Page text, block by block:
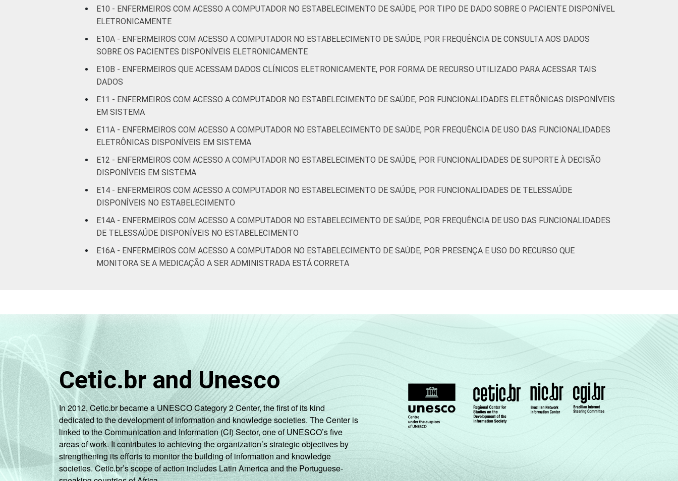
tecnologias de informação e comunicação nos estabelecimentos de saúde brasileiros - TIC Saúde 2019.
E10 - ENFERMEIROS COM ACESSO A COMPUTADOR NO ESTABELECIMENTO DE SAÚDE, POR TIPO DE DADO SOBRE O PACIENTE DISPONÍVEL
ELETRONICAMENTE
E10A - ENFERMEIROS COM ACESSO A COMPUTADOR NO ESTABELECIMENTO DE SAÚDE, POR FREQUÊNCIA DE CONSULTA AOS DADOS
SOBRE OS PACIENTES DISPONÍVEIS ELETRONICAMENTE
E10B - ENFERMEIROS QUE ACESSAM DADOS CLÍNICOS ELETRONICAMENTE, POR FORMA DE RECURSO UTILIZADO PARA ACESSAR TAIS
DADOS
E11 - ENFERMEIROS COM ACESSO A COMPUTADOR NO ESTABELECIMENTO DE SAÚDE, POR FUNCIONALIDADES ELETRÔNICAS DISPONÍVEIS
EM SISTEMA
E11A - ENFERMEIROS COM ACESSO A COMPUTADOR NO ESTABELECIMENTO DE SAÚDE, POR FREQUÊNCIA DE USO DAS FUNCIONALIDADES
ELETRÔNICAS DISPONÍVEIS EM SISTEMA
E12 - ENFERMEIROS COM ACESSO A COMPUTADOR NO ESTABELECIMENTO DE SAÚDE, POR FUNCIONALIDADES DE SUPORTE À DECISÃO
DISPONÍVEIS EM SISTEMA
E14 - ENFERMEIROS COM ACESSO A COMPUTADOR NO ESTABELECIMENTO DE SAÚDE, POR FUNCIONALIDADES DE TELESSAÚDE
DISPONÍVEIS NO ESTABELECIMENTO
E14A - ENFERMEIROS COM ACESSO A COMPUTADOR NO ESTABELECIMENTO DE SAÚDE, POR FREQUÊNCIA DE USO DAS FUNCIONALIDADES
DE TELESSAÚDE DISPONÍVEIS NO ESTABELECIMENTO
E16A - ENFERMEIROS COM ACESSO A COMPUTADOR NO ESTABELECIMENTO DE SAÚDE, POR PRESENÇA E USO DO RECURSO QUE
MONITORA SE A MEDICAÇÃO A SER ADMINISTRADA ESTÁ CORRETA
Cetic.br and Unesco
In 2012, Cetic.br became a UNESCO Category 2 Center, the first of its kind
dedicated to the development of information and knowledge societies. The Center is
linked to the Communication and Information (CI) Sector, one of UNESCO’s five
areas of work. It contributes to achieving the organization’s strategic objectives by
strengthening its efforts to monitor the building of information and knowledge
societies. Cetic.br’s scope of action includes Latin America and the Portuguese-